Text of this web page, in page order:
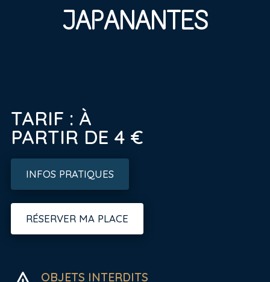
JAPANANTES
TARIF : À
PARTIR DE 4 €
INFOS PRATIQUES
RÉSERVER MA PLACE
OBJETS INTERDITS